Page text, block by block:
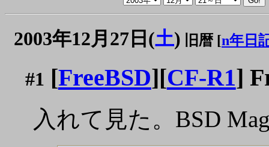
2003年12月27日(土) 旧暦 [n年日
#1 [FreeBSD][CF-R1]
入れて見た。BSD